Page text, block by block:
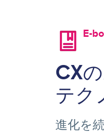
Image E-
CX
テク
進化を